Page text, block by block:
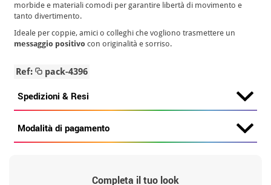
morbide e materiali comodi per garantire libertà di movimento e
tanto divertimento.
Ideale per coppie, amici o colleghi che vogliono trasmettere un
messaggio positivo con originalità e sorriso.
Ref: pack-4396
Spedizioni & Resi
Modalità di pagamento
Completa il tuo look